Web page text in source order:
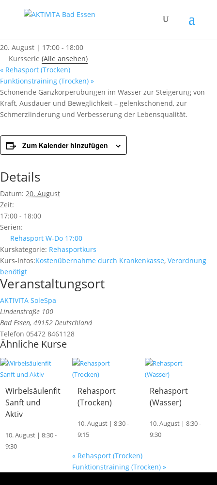
« Alle Kurse
20. August | 17:00 - 18:00
Kursserie (Alle ansehen)
« Rehasport (Trocken)
Funktionstraining (Trocken) »
Schonende Ganzkörperübungen im Wasser zur Steigerung von
Kraft, Ausdauer und Beweglichkeit – gelenkschonend, zur
Schmerzlinderung und Verbesserung der Lebensqualität.
Zum Kalender hinzufügen
Details
Datum: 20. August
Zeit:
17:00 - 18:00
Serien:
Rehasport W-Do 17:00
Kurskategorie: Rehasportkurs
Kurs-Infos:Kostenübernahme durch Krankenkasse, Verordnung
benötigt
Veranstaltungsort
AKTIVITA SoleSpa
Lindenstraße 100
Bad Essen, 49152 Deutschland
Telefon 05472 8461128
Ähnliche Kurse
Wirbelsäulenfit
Sanft und
Aktiv
10. August | 8:30-
9:30
Rehasport
(Trocken)
10. August | 8:30-
9:15
Rehasport
(Wasser)
10. August | 8:30-
9:30
« Rehasport (Trocken)
Funktionstraining (Trocken)»